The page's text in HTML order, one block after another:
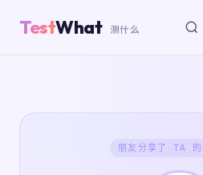
TestWhat 测什么
朋友分享了 TA 的